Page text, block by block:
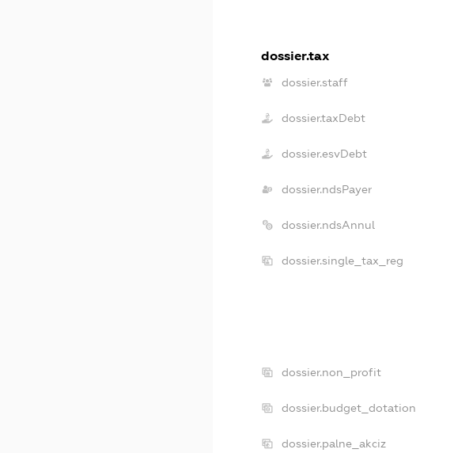
dossier.tax
dossier.staff
dossier.taxDebt
dossier.esvDebt
dossier.ndsPayer
dossier.ndsAnnul
dossier.single_tax_reg
dossier.non_profit
dossier.budget_dotation
dossier.palne_akciz